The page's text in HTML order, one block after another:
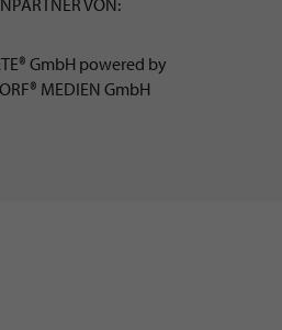
GmbH powered by
MEDIEN GmbH